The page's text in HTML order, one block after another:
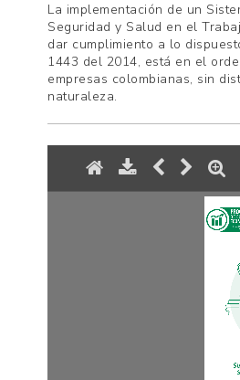
La implementación de un
Seguridad y Salud en el
dar cumplimiento a lo
1443 del 2014, está en el
empresas colombianas, sin
naturaleza.